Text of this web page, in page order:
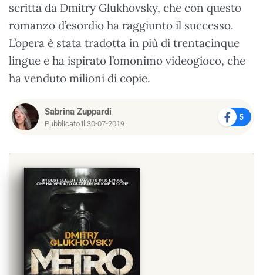
scritta da Dmitry Glukhovsky, che con questo
romanzo d’esordio ha raggiunto il successo.
L’opera è stata tradotta in più di trentacinque
lingue e ha ispirato l’omonimo videogioco, che
ha venduto milioni di copie.
Sabrina Zuppardi
Pubblicato il 30-07-2019
5